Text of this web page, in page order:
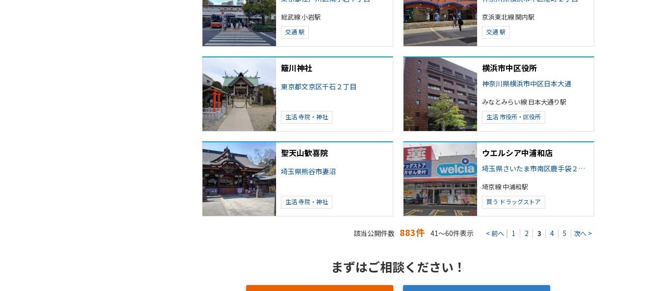
総武線 小岩駅
交通 駅
京浜東北線 関内駅
交通 駅
簸川神社
東京都文京区千石２丁目
生活寺院・神社
横浜市中区役所
神奈川県横浜市中区日本大通
みなとみらい線 日本大通り駅
生活 市役所・区役所
聖天山歓喜院
埼玉県熊谷市妻沼
生活寺院・神社
ウエルシア中浦和店
埼玉県さいたま市南区鹿手袋２丁目
埼京線 中浦和駅
買う ドラッグストア
該当公開件数 883件 41～60件表示 < 前へ 1 2 3 4 5 次へ >
まずはご相談ください！